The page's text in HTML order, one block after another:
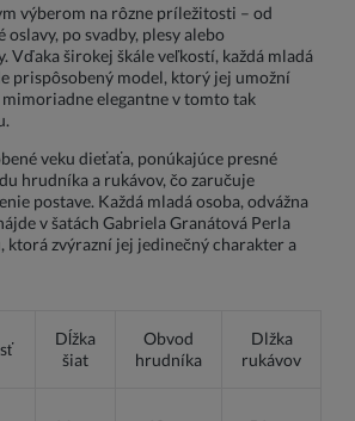
výberom na rôzne príležitosti – od
oslavy, po svadby, plesy alebo
Vďaka širokej škále veľkostí, každá mladá
prispôsobený model, ktorý jej umožní
elegantne v tomto tak
veku dieťaťa, ponúkajúce presné
hrudníka a rukávov, čo zaručuje
postave. Každá mladá osoba, odvážna
v šatách Gabriela Granátová Perla
ktorá zvýrazní jej jedinečný charakter a
Dĺžka
šiat
Obvod
hrudníka
Dlžka
rukávov